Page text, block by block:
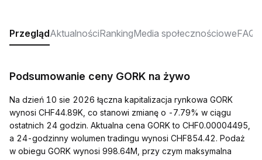
PrzeglądAktualnościRankingMedia społecznościoweFAQ
Podsumowanie ceny GORK na żywo
Na dzień 10 sie 2026 łączna kapitalizacja rynkowa GORK
wynosi CHF44.89K, co stanowi zmianę o -7.79% w ciągu
ostatnich 24 godzin. Aktualna cena GORK to CHF0.00004495,
a 24-godzinny wolumen tradingu wynosi CHF854.42. Podaż
w obiegu GORK wynosi 998.64M, przy czym maksymalna